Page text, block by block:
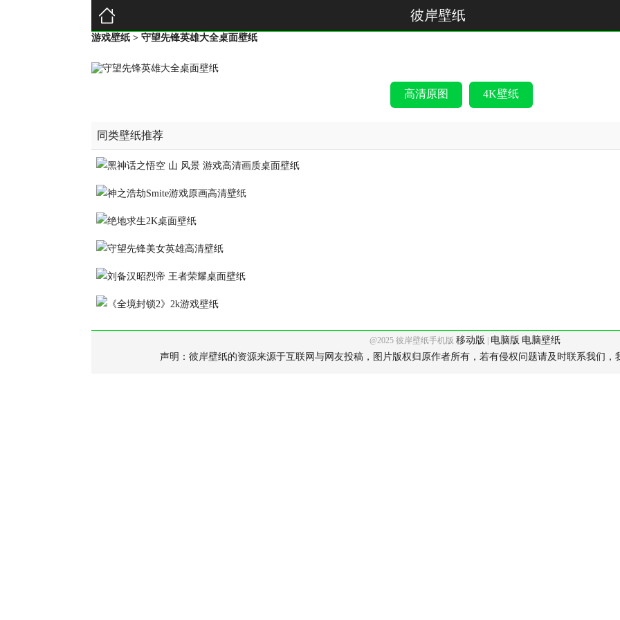
彼岸壁纸
游戏壁纸 > 守望先锋英雄大全桌面壁纸
高清原图 4K壁纸
同类壁纸推荐
@2025 彼岸壁纸手机版 移动版 电脑版 电脑壁纸
声明：彼岸壁纸的资源来源于互联网与网友投稿，图片版权归原作者所有，若有侵权问题请及时联系我们